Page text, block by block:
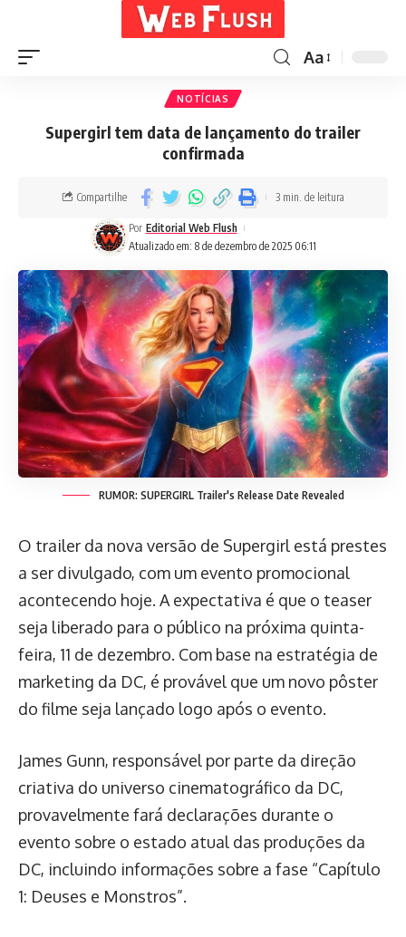
Aa
NOTÍCIAS
Supergirl tem data de lançamento do trailer
confirmada
Atualizado em: 8 de dezembro de 2025 06:11
Por Editorial Web Flush
Compartilhe 3 min. de leitura
RUMOR: SUPERGIRL Trailer's Release Date Revealed
O trailer da nova versão de Supergirl está prestes
a ser divulgado, com um evento promocional
acontecendo hoje. A expectativa é que o teaser
seja liberado para o público na próxima quinta-
feira, 11 de dezembro. Com base na estratégia de
marketing da DC, é provável que um novo pôster
do filme seja lançado logo após o evento.
James Gunn, responsável por parte da direção
criativa do universo cinematográfico da DC,
provavelmente fará declarações durante o
evento sobre o estado atual das produções da
DC, incluindo informações sobre a fase “Capítulo
1: Deuses e Monstros”.